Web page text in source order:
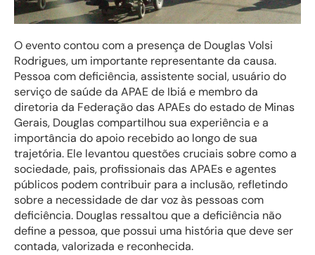
O evento contou com a presença de Douglas Volsi
Rodrigues, um importante representante da causa.
Pessoa com deficiência, assistente social, usuário do
serviço de saúde da APAE de Ibiá e membro da
diretoria da Federação das APAEs do estado de Minas
Gerais, Douglas compartilhou sua experiência e a
importância do apoio recebido ao longo de sua
trajetória. Ele levantou questões cruciais sobre como a
sociedade, pais, profissionais das APAEs e agentes
públicos podem contribuir para a inclusão, refletindo
sobre a necessidade de dar voz às pessoas com
deficiência. Douglas ressaltou que a deficiência não
define a pessoa, que possui uma história que deve ser
contada, valorizada e reconhecida.